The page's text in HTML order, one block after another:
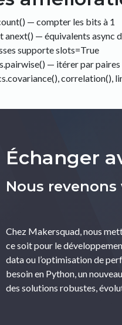
— compter les bits à 1
anext() — équivalents async
supporte slots=True
— itérer par paires
correlation(),
Échanger
Nous revenons
Chez Makersquad, nous
ce soit pour le
data ou l’optimisation de
besoin en Python, un
des solutions robustes,